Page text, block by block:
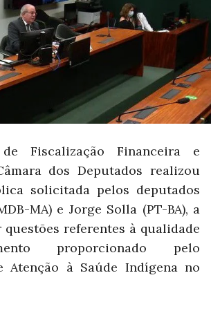
Fiscalização Financeira e
dos Deputados realizou
solicitada pelos deputados
MA) e Jorge Solla (PT-BA), a
referentes à qualidade
proporcionado pelo
Atenção à Saúde Indígena no